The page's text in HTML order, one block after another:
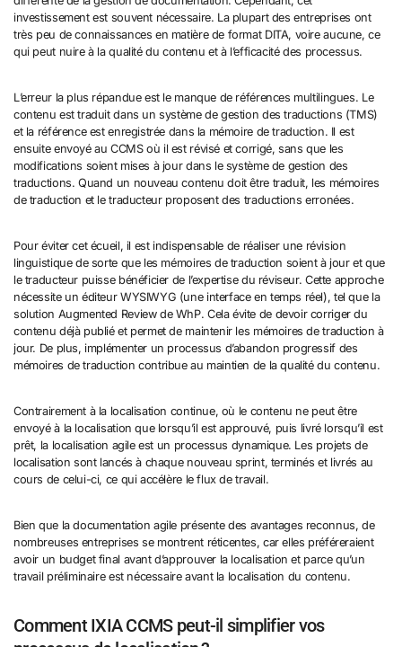
investissement est souvent nécessaire. La plupart des entreprises ont
très peu de connaissances en matière de format DITA, voire aucune, ce
qui peut nuire à la qualité du contenu et à l’efficacité des processus.
L’erreur la plus répandue est le manque de références multilingues. Le
contenu est traduit dans un système de gestion des traductions (TMS)
et la référence est enregistrée dans la mémoire de traduction. Il est
ensuite envoyé au CCMS où il est révisé et corrigé, sans que les
modifications soient mises à jour dans le système de gestion des
traductions. Quand un nouveau contenu doit être traduit, les mémoires
de traduction et le traducteur proposent des traductions erronées.
Pour éviter cet écueil, il est indispensable de réaliser une révision
linguistique de sorte que les mémoires de traduction soient à jour et que
le traducteur puisse bénéficier de l’expertise du réviseur. Cette approche
nécessite un éditeur WYSIWYG (une interface en temps réel), tel que la
solution Augmented Review de WhP. Cela évite de devoir corriger du
contenu déjà publié et permet de maintenir les mémoires de traduction à
jour. De plus, implémenter un processus d’abandon progressif des
mémoires de traduction contribue au maintien de la qualité du contenu.
Contrairement à la localisation continue, où le contenu ne peut être
envoyé à la localisation que lorsqu’il est approuvé, puis livré lorsqu’il est
prêt, la localisation agile est un processus dynamique. Les projets de
localisation sont lancés à chaque nouveau sprint, terminés et livrés au
cours de celui-ci, ce qui accélère le flux de travail.
Bien que la documentation agile présente des avantages reconnus, de
nombreuses entreprises se montrent réticentes, car elles préféreraient
avoir un budget final avant d’approuver la localisation et parce qu’un
travail préliminaire est nécessaire avant la localisation du contenu.
Comment IXIA CCMS peut-il simplifier vos